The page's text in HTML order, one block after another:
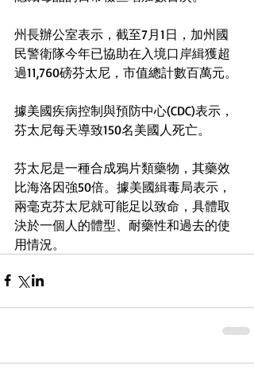
州長辦公室表示，截至7月1日，加州國
民警衛隊今年已協助在入境口岸緝獲超
過11,760磅芬太尼，市值總計數百萬元。
據美國疾病控制與預防中心(CDC)表示，
芬太尼每天導致150名美國人死亡。
芬太尼是一種合成鴉片類藥物，其藥效
比海洛因強50倍。據美國緝毒局表示，
兩毫克芬太尼就可能足以致命，具體取
決於一個人的體型、耐藥性和過去的使
用情況。